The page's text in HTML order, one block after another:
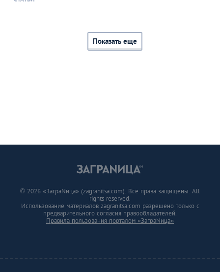
Показать еще
© 2026 «ЗаграNица» (zagranitsa.com). Все права защищены. All
rights reserved.
Использование материалов zagranitsa.com разрешено только с
предварительного согласия правообладателей.
Правила пользования порталом «ЗаграNица»